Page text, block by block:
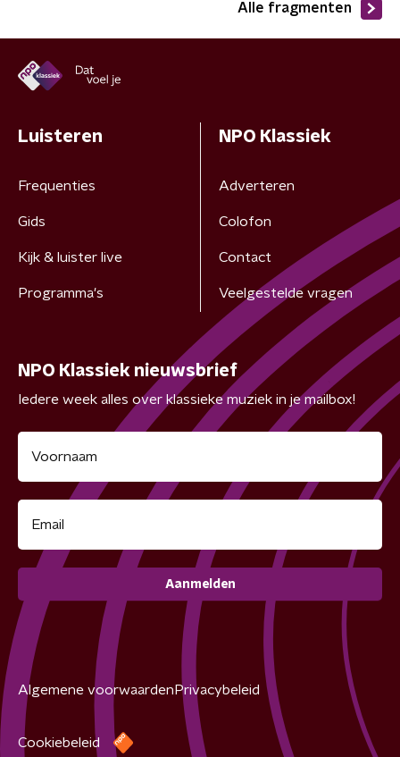
Alle fragmenten
Luisteren
Frequenties
Gids
Kijk & luister live
Programma's
NPO Klassiek
Adverteren
Colofon
Contact
Veelgestelde vragen
NPO Klassiek nieuwsbrief
Iedere week alles over klassieke muziek in je mailbox!
Aanmelden
Algemene voorwaarden Privacybeleid
Cookiebeleid